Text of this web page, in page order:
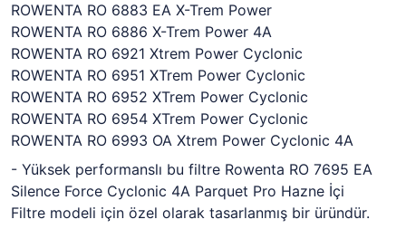
ROWENTA RO 6883 EA X-Trem Power
ROWENTA RO 6886 X-Trem Power 4A
ROWENTA RO 6921 Xtrem Power Cyclonic
ROWENTA RO 6951 XTrem Power Cyclonic
ROWENTA RO 6952 XTrem Power Cyclonic
ROWENTA RO 6954 XTrem Power Cyclonic
ROWENTA RO 6993 OA Xtrem Power Cyclonic 4A
- Yüksek performanslı bu filtre Rowenta RO 7695 EA
Silence Force Cyclonic 4A Parquet Pro Hazne İçi
Filtre modeli için özel olarak tasarlanmış bir üründür.